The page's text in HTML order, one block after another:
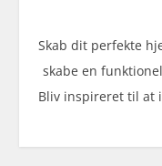
Skab dit perfekte
skabe en
Bliv inspireret til at